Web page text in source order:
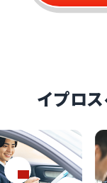
イプロ